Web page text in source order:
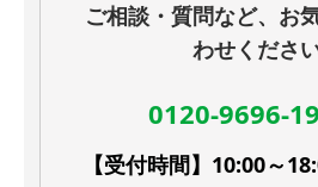
ご相談・質問など、お
わせください
0120-9696-19
【受付時間】10:00～